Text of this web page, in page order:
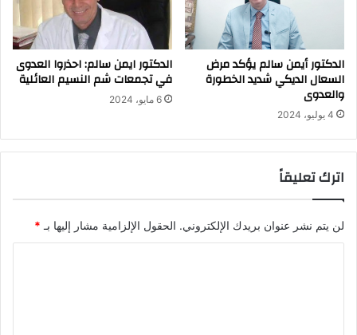
الدكتور أيمن سالم يؤكد مرض
السعال الديكي شديد الخطورة
والعدوى
4 يوليو، 2024
الدكتور ايمن سالم: احذروا العدوى
في تجمعات شم النسيم العائلية
6 مايو، 2024
اترك تعليقاً
لن يتم نشر عنوان بريدك الإلكتروني. الحقول الإلزامية مشار إليها بـ *